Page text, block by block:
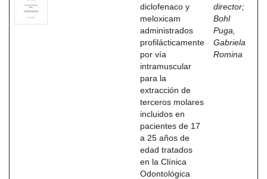
diclofenaco y
meloxicam
administrados
profilácticamente
por vía
intramuscular
para la
extracción de
terceros molares
incluidos en
pacientes de 17
a 25 años de
edad tratados
en la Clínica
Odontológica
director;
Bohl
Puga,
Gabriela
Romina